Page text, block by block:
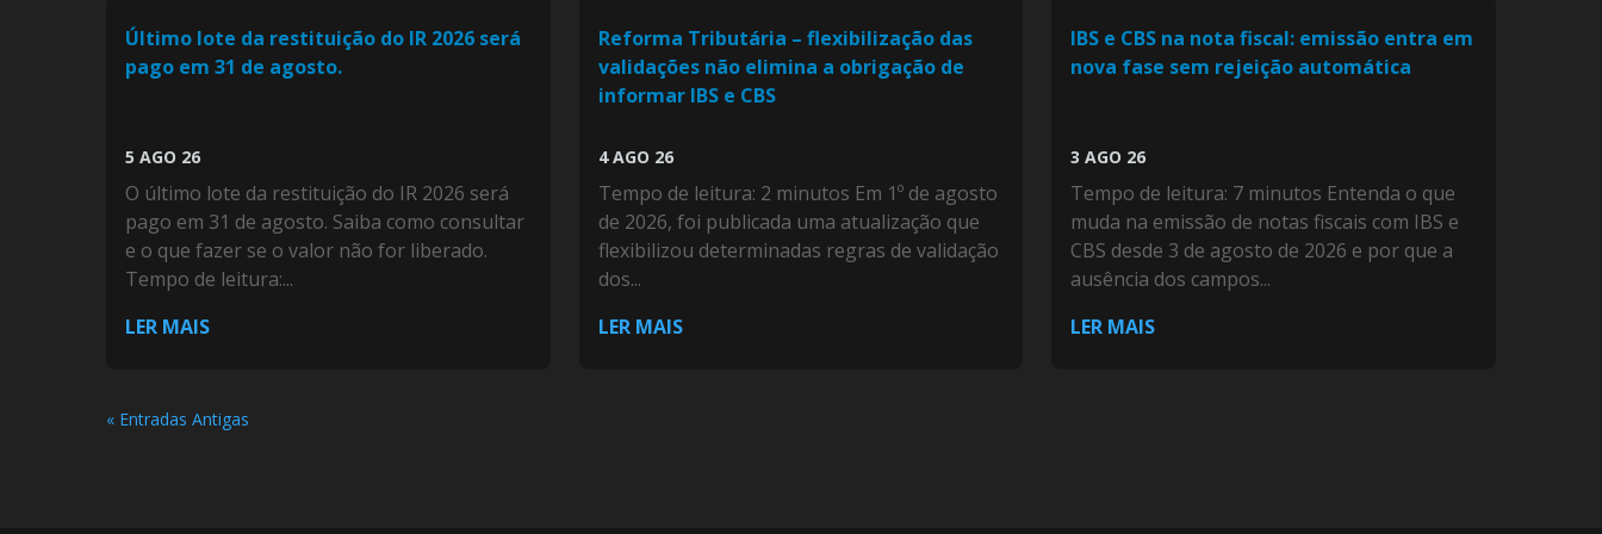
Último lote da restituição do IR 2026 será
pago em 31 de agosto.
5 AGO 26
O último lote da restituição do IR 2026 será
pago em 31 de agosto. Saiba como consultar
e o que fazer se o valor não for liberado.
Tempo de leitura:...
LER MAIS
Reforma Tributária – flexibilização das
validações não elimina a obrigação de
informar IBS e CBS
4 AGO 26
Tempo de leitura: 2 minutos Em 1º de agosto
de 2026, foi publicada uma atualização que
flexibilizou determinadas regras de validação
dos...
LER MAIS
IBS e CBS na nota fiscal: emissão entra em
nova fase sem rejeição automática
3 AGO 26
Tempo de leitura: 7 minutos Entenda o que
muda na emissão de notas fiscais com IBS e
CBS desde 3 de agosto de 2026 e por que a
ausência dos campos...
LER MAIS
« Entradas Antigas